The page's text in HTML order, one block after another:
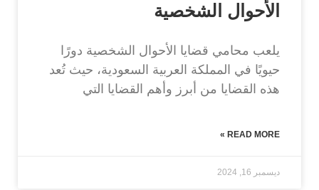
الأحوال الشخصية
يلعب محامي قضايا الأحوال الشخصية دورًا
حيويًا في المملكة العربية السعودية، حيث تُعد
هذه القضايا من أبرز وأهم القضايا التي
READ MORE »
ديسمبر 16, 2024